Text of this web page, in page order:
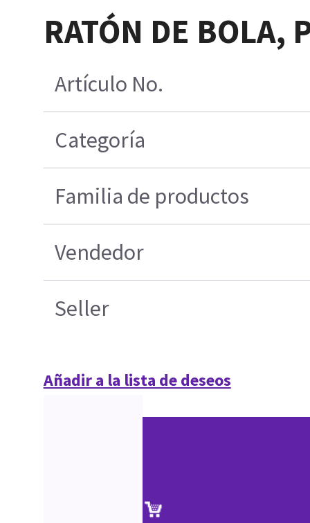
RATÓN DE BOLA,
Artículo No.
Categoría
Familia de productos
Vendedor
Seller
Añadir a la lista de deseos